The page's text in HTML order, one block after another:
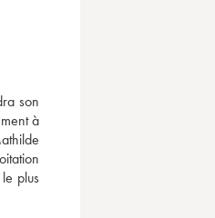
son
à
plus